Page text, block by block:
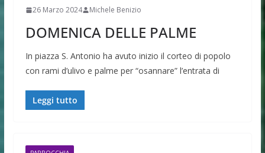
26 Marzo 2024 Michele Benizio
DOMENICA DELLE PALME
In piazza S. Antonio ha avuto inizio il corteo di popolo
con rami d’ulivo e palme per “osannare” l’entrata di
Leggi tutto